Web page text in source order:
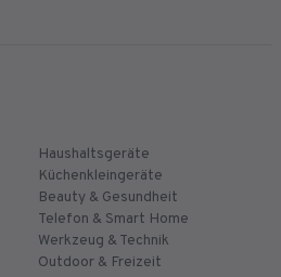
Haushaltsgeräte
Küchenkleingeräte
Beauty & Gesundheit
Telefon & Smart Home
Werkzeug & Technik
Outdoor & Freizeit